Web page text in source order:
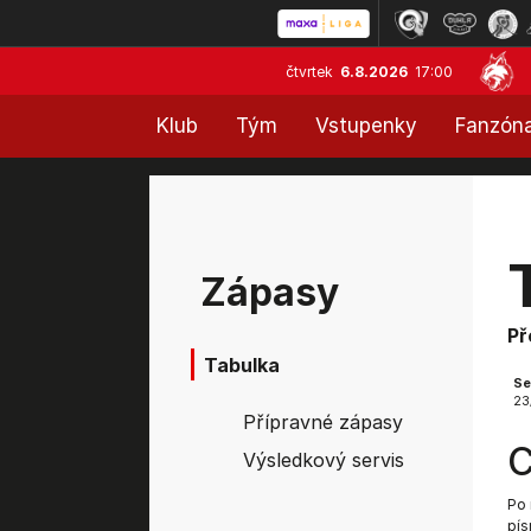
čtvrtek 6.8.2026 17:00
Klub Tým Vstupenky
Zápasy
Tabulka
Přípravné zápasy
Výsledkový servis
Po